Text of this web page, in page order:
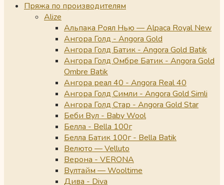
Пряжа по производителям
Alize
Альпака Роял Нью — Alpaca Royal New
Ангора Голд - Angora Gold
Ангора Голд Батик - Angora Gold Batik
Ангора Голд Омбре Батик - Angora Gold
Ombre Batik
Ангора реал 40 - Angora Real 40
Ангора Голд Симли - Angora Gold Simli
Ангора Голд Стар - Angora Gold Star
Беби Вул - Baby Wool
Белла - Bella 100г
Белла Батик 100г - Bella Batik
Велюто — Velluto
Верона - VERONA
Вултайм — Wooltime
Дива - Diva